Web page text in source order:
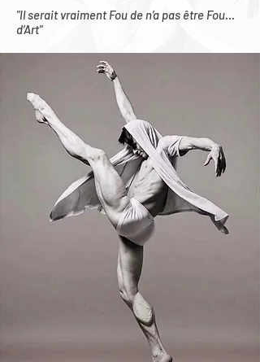
"Il serait vraiment Fou de n’a pas être Fou…
d’Art"